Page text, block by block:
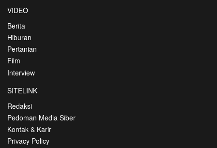
VIDEO
Berita
Hiburan
Pertanian
Film
Interview
SITELINK
Redaksi
Pedoman Media Siber
Kontak & Karir
Privacy Policy